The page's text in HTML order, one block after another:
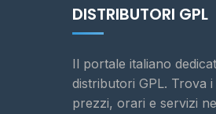
DISTRIBUTORI GPL
Il portale italiano
distributori GPL. Trova i
prezzi, orari e servizi